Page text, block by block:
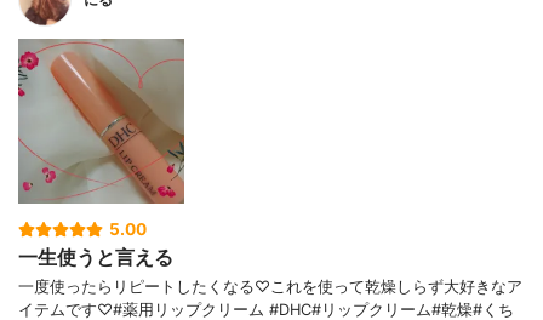
5.00
一生使うと言える
一度使ったらリピートしたくなる♡これを使って乾燥しらず大好きなア
イテムです♡#薬用リップクリーム #DHC#リップクリーム#乾燥#くち